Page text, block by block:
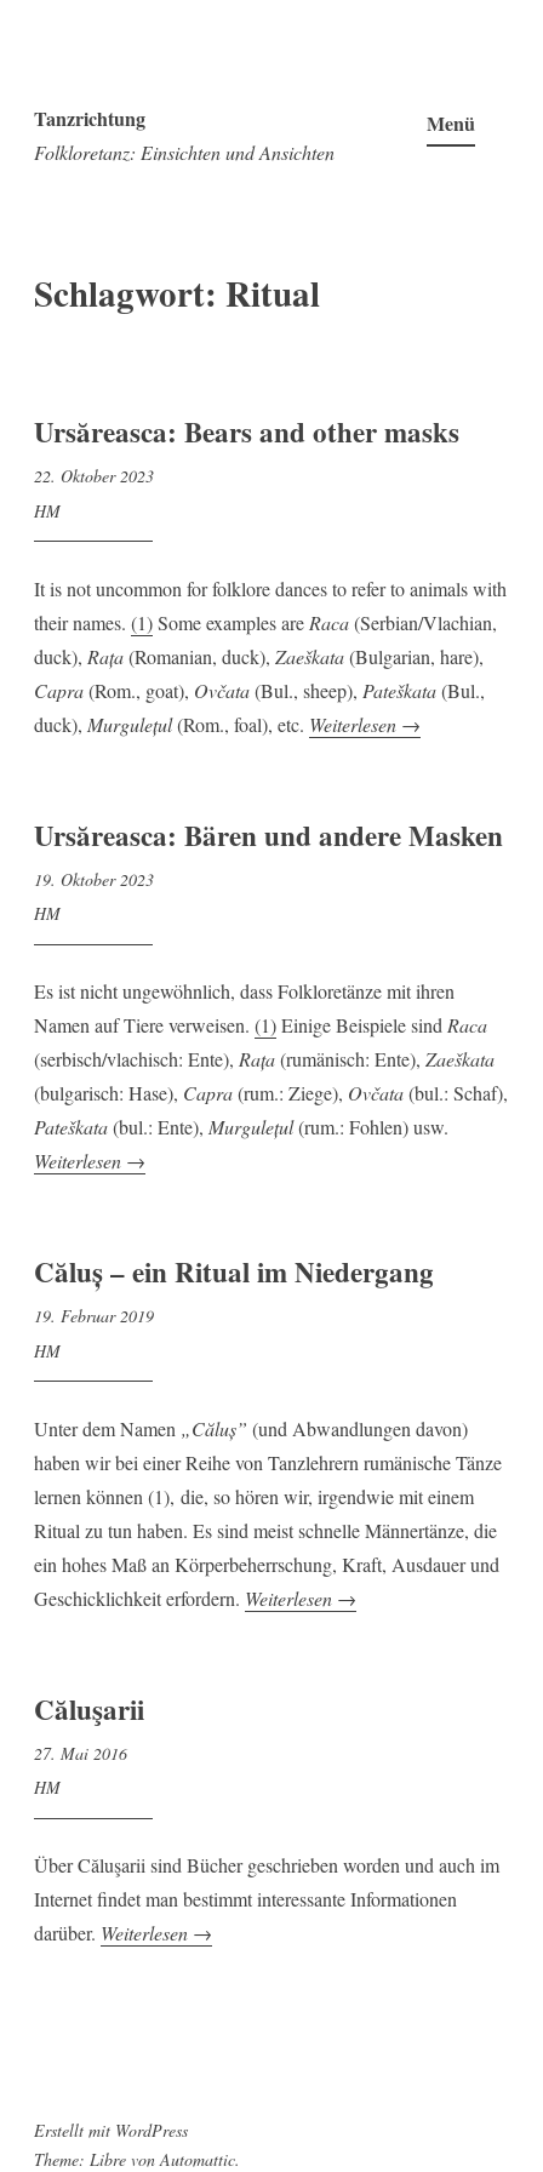
Inhalt
springen
Tanzrichtung
Folkloretanz: Einsichten und Ansichten
Menü
Schlagwort: Ritual
Ursăreasca: Bears and other masks
22. Oktober 2023
HM
It is not uncommon for folklore dances to refer to animals with
their names. (1)Some examples are Raca(Serbian/Vlachian,
duck), Rața(Romanian, duck), Zaeškata(Bulgarian, hare),
Capra(Rom., goat), Ovčata(Bul., sheep), Pateškata(Bul.,
duck), Murgulețul(Rom., foal), etc. Weiterlesen „Ursăreasca:
other
→
Ursăreasca: Bären und andere Masken
19. Oktober 2023
HM
Es ist nicht ungewöhnlich, dass Folkloretänze mit ihren
Namen auf Tiere verweisen. (1)Einige Beispiele sind Raca
(serbisch/vlachisch: Ente), Rața(rumänisch: Ente), Zaeškata
(bulgarisch: Hase), Capra(rum.: Ziege), Ovčata(bul.: Schaf),
Pateškata(bul.: Ente), Murgulețul(rum.: Fohlen) usw.
Weiterlesen „Ursăreasca:
andere
→
Căluș – ein Ritual im Niedergang
19. Februar 2019
HM
Unter dem Namen „Căluș” (und Abwandlungen davon)
haben wir bei einer Reihe von Tanzlehrern rumänische Tänze
lernen können (1), die, so hören wir, irgendwie mit einem
Ritual zu tun haben. Es sind meist schnelle Männertänze, die
ein hohes Maß an Körperbeherrschung, Kraft, Ausdauer und
Geschicklichkeit erfordern. Weiterlesen „Căluș
→
Căluşarii
27. Mai 2016
HM
Über Căluşarii sind Bücher geschrieben worden und auch im
Internet findet man bestimmt interessante Informationen
darüber. Weiterlesen „Căluşarii“
→
Erstellt mit WordPress
Theme: Libre von Automattic.